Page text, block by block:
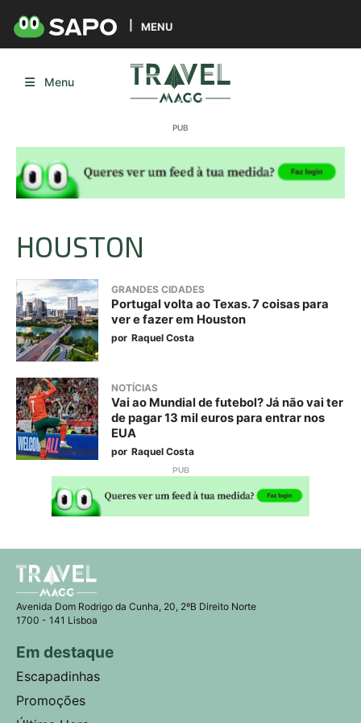
MENU
Menu
HOUSTON
GRANDES CIDADES
Portugal volta ao Texas. 7 coisas para
ver e fazer em Houston
por Raquel Costa
NOTÍCIAS
Vai ao Mundial de futebol? Já não vai ter
de pagar 13 mil euros para entrar nos
EUA
por Raquel Costa
Avenida Dom Rodrigo da Cunha, 20, 2ºB Direito Norte
1700 - 141 Lisboa
Em destaque
Escapadinhas
Promoções